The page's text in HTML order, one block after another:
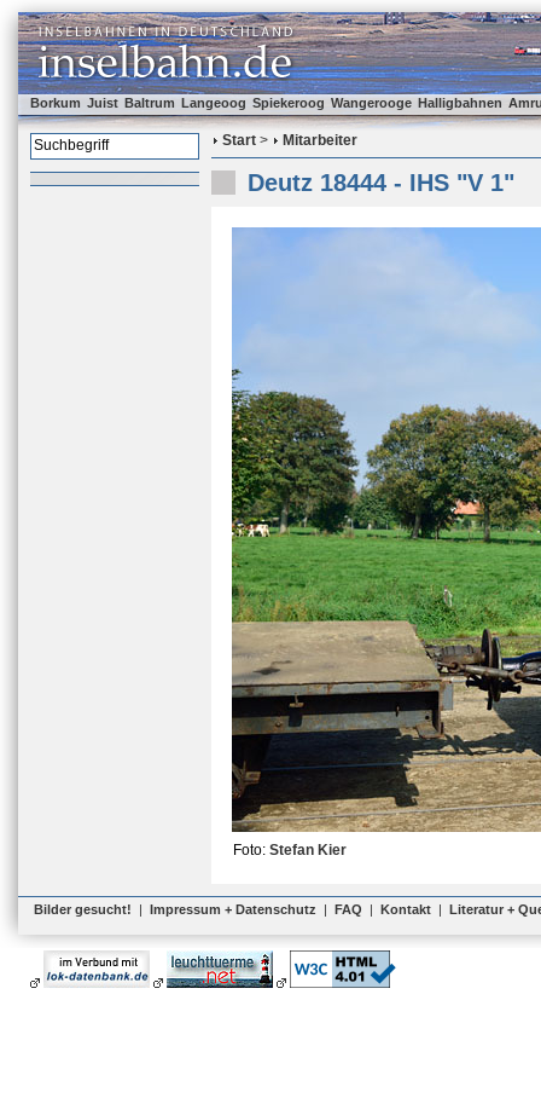
Borkum Juist Baltrum Langeoog Spiekeroog Wangerooge Halligbahnen
Start > Mitarbeiter
Deutz 18444 - IHS "V 1"
Foto: Stefan Kier
Bilder gesucht! | Impressum + Datenschutz | FAQ | Kontakt | Literatur +